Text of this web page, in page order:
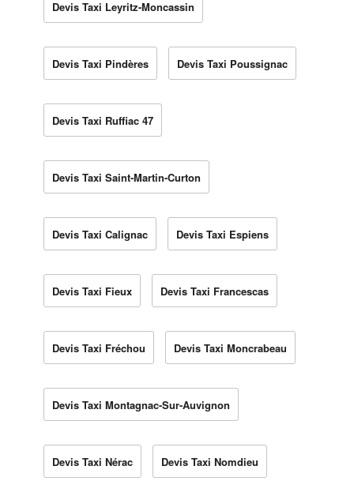
Devis Taxi Leyritz-Moncassin
Devis Taxi Pindères Devis Taxi Poussignac
Devis Taxi Ruffiac 47
Devis Taxi Saint-Martin-Curton
Devis Taxi Calignac Devis Taxi Espiens
Devis Taxi Fieux Devis Taxi Francescas
Devis Taxi Fréchou Devis Taxi Moncrabeau
Devis Taxi Montagnac-Sur-Auvignon
Devis Taxi Nérac Devis Taxi Nomdieu